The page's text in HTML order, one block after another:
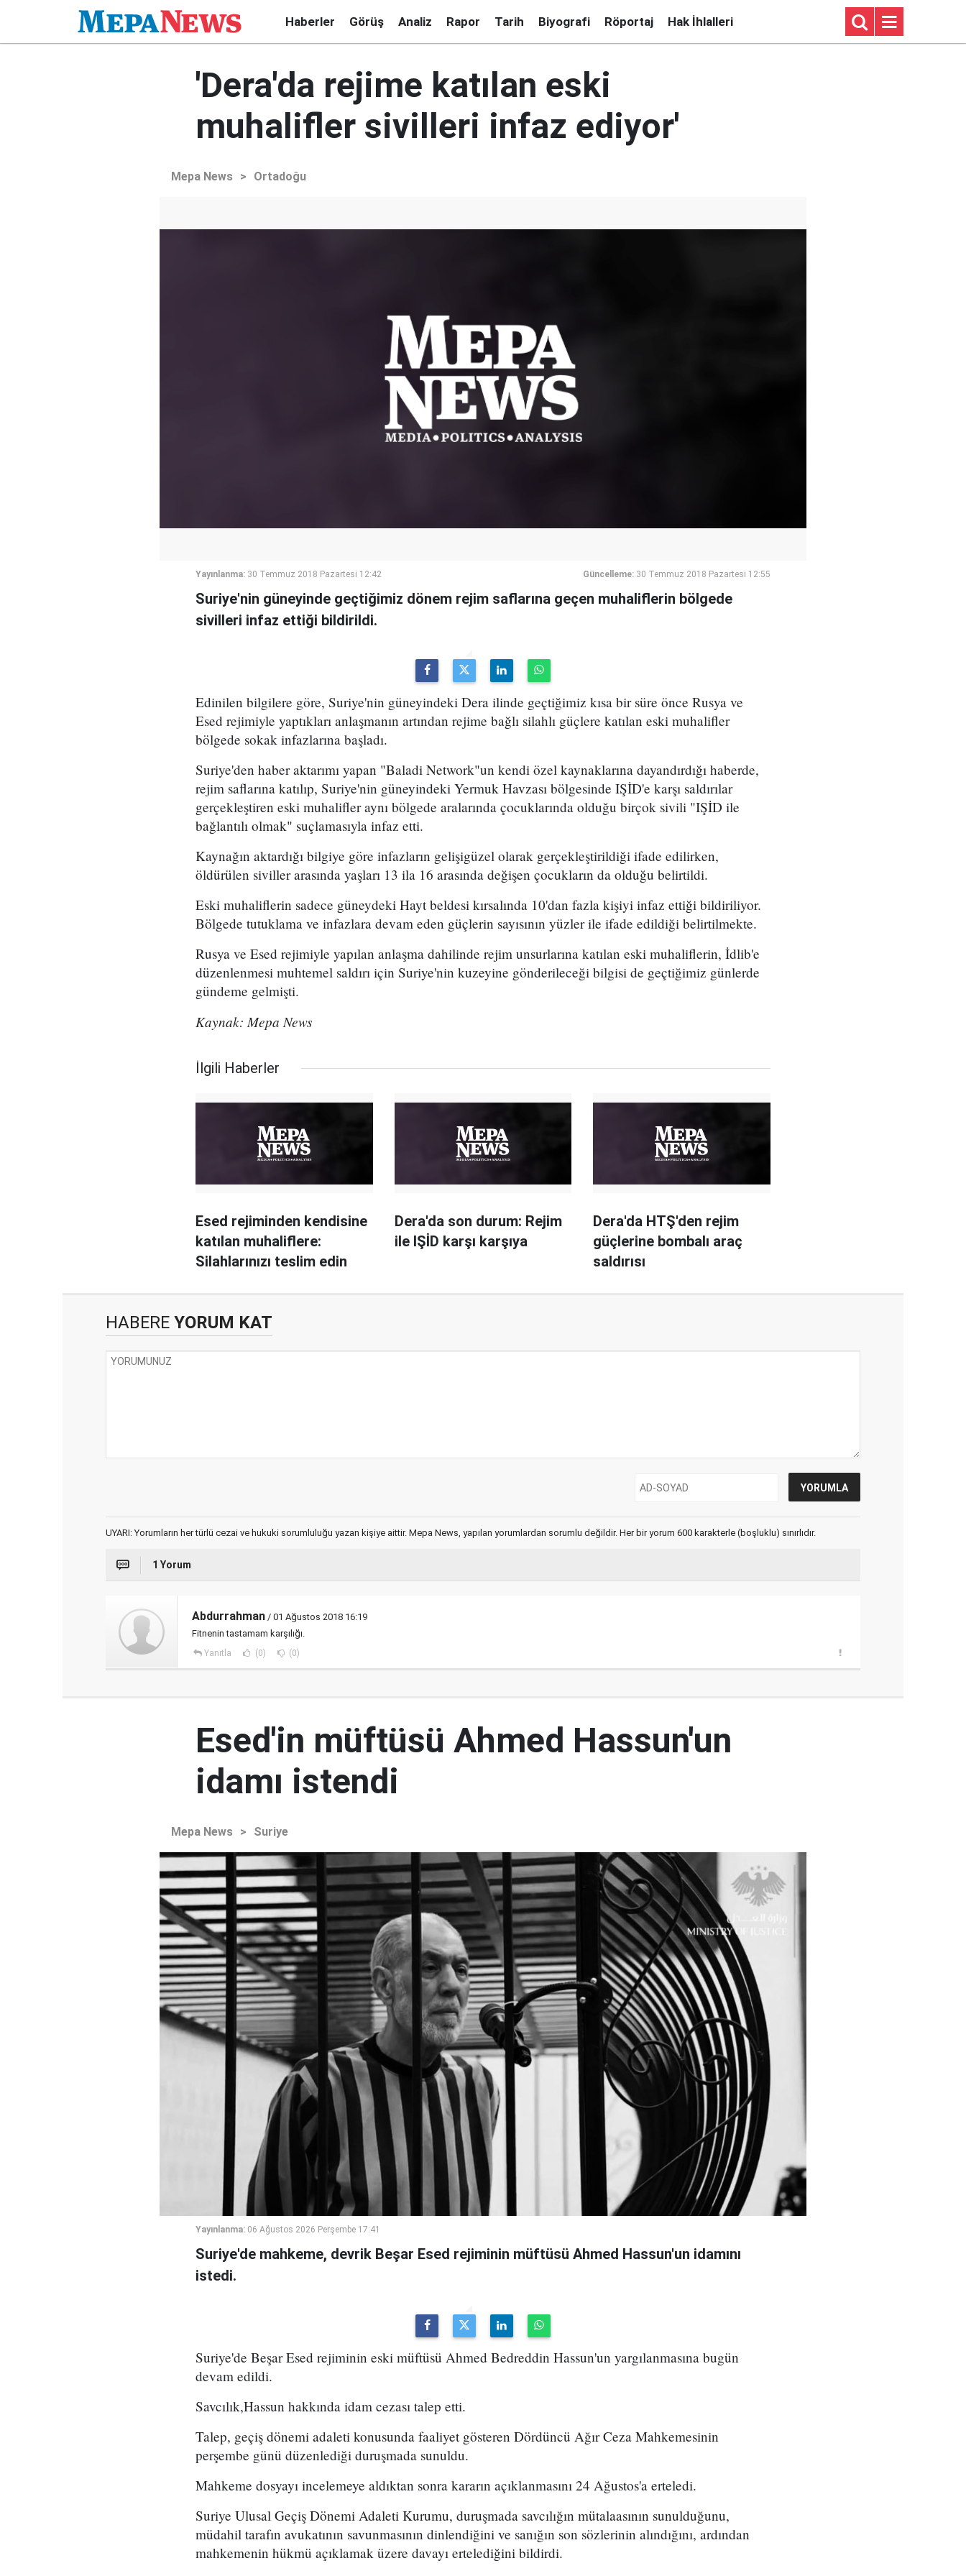
Haberler Görüş Analiz Rapor Tarih Biyografi Röportaj Hak İhlalleri
'Dera'da rejime katılan eski
muhalifler sivilleri infaz ediyor'
Mepa News > Ortadoğu
Yayınlanma: 30 Temmuz 2018 Pazartesi 12:42 Güncelleme: 30 Temmuz 2018 Pazartesi 12:55
Suriye'nin güneyinde geçtiğimiz dönem rejim saflarına geçen muhaliflerin bölgede
sivilleri infaz ettiği bildirildi.
Edinilen bilgilere göre, Suriye'nin güneyindeki Dera ilinde geçtiğimiz kısa bir süre önce Rusya ve
Esed rejimiyle yaptıkları anlaşmanın artından rejime bağlı silahlı güçlere katılan eski muhalifler
bölgede sokak infazlarına başladı.
Suriye'den haber aktarımı yapan "Baladi Network"un kendi özel kaynaklarına dayandırdığı haberde,
rejim saflarına katılıp, Suriye'nin güneyindeki Yermuk Havzası bölgesinde IŞİD'e karşı saldırılar
gerçekleştiren eski muhalifler aynı bölgede aralarında çocuklarında olduğu birçok sivili "IŞİD ile
bağlantılı olmak" suçlamasıyla infaz etti.
Kaynağın aktardığı bilgiye göre infazların gelişigüzel olarak gerçekleştirildiği ifade edilirken,
öldürülen siviller arasında yaşları 13 ila 16 arasında değişen çocukların da olduğu belirtildi.
Eski muhaliflerin sadece güneydeki Hayt beldesi kırsalında 10'dan fazla kişiyi infaz ettiği bildiriliyor.
Bölgede tutuklama ve infazlara devam eden güçlerin sayısının yüzler ile ifade edildiği belirtilmekte.
Rusya ve Esed rejimiyle yapılan anlaşma dahilinde rejim unsurlarına katılan eski muhaliflerin, İdlib'e
düzenlenmesi muhtemel saldırı için Suriye'nin kuzeyine gönderileceği bilgisi de geçtiğimiz günlerde
gündeme gelmişti.
Kaynak: Mepa News
İlgili Haberler
Esed rejiminden kendisine
katılan muhaliflere:
Silahlarınızı teslim edin
Dera'da son durum: Rejim
ile IŞİD karşı karşıya
Dera'da HTŞ'den rejim
güçlerine bombalı araç
saldırısı
HABERE YORUM KAT
UYARI: Yorumların her türlü cezai ve hukuki sorumluluğu yazan kişiye aittir. Mepa News, yapılan yorumlardan sorumlu değildir. Her bir yorum 600 karakterle (boşluklu) sınırlıdır.
1 Yorum
Abdurrahman / 01 Ağustos 2018 16:19
Fitnenin tastamam karşılığı.
Yanıtla (0) (0)
Esed'in müftüsü Ahmed Hassun'un
idamı istendi
Mepa News > Suriye
Yayınlanma: 06 Ağustos 2026 Perşembe 17:41
Suriye'de mahkeme, devrik Beşar Esed rejiminin müftüsü Ahmed Hassun'un idamını
istedi.
Suriye'de Beşar Esed rejiminin eski müftüsü Ahmed Bedreddin Hassun'un yargılanmasına bugün
devam edildi.
Savcılık,Hassun hakkında idam cezası talep etti.
Talep, geçiş dönemi adaleti konusunda faaliyet gösteren Dördüncü Ağır Ceza Mahkemesinin
perşembe günü düzenlediği duruşmada sunuldu.
Mahkeme dosyayı incelemeye aldıktan sonra kararın açıklanmasını 24 Ağustos'a erteledi.
Suriye Ulusal Geçiş Dönemi Adaleti Kurumu, duruşmada savcılığın mütalaasının sunulduğunu,
müdahil tarafın avukatının savunmasının dinlendiğini ve sanığın son sözlerinin alındığını, ardından
mahkemenin hükmü açıklamak üzere davayı ertelediğini bildirdi.